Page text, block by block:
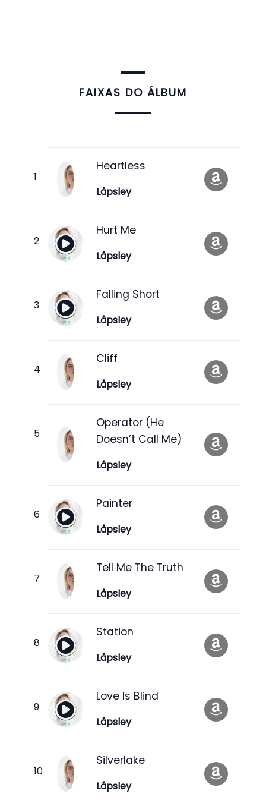
FAIXAS DO ÁLBUM
Heartless
Låpsley
Hurt Me
Låpsley
Falling Short
Låpsley
Cliff
Låpsley
Operator (He
Doesn’t Call Me)
Låpsley
Painter
Låpsley
Tell Me The Truth
Låpsley
Station
Låpsley
Love Is Blind
Låpsley
Silverlake
Låpsley